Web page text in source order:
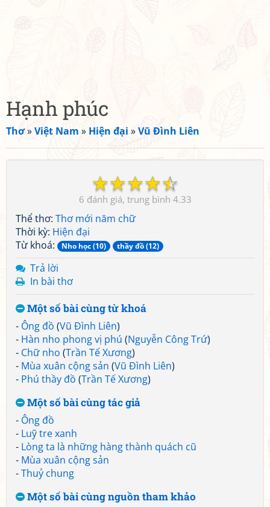
Hạnh phúc
Thơ»Việt Nam » Hiện đại »Vũ Đình Liên
☆
☆
☆
☆
☆
6 4.33
Thể thơ: Thơ mới năm chữ
Thời kỳ: Hiện đại
Từ khoá:
Nho học (10) thầy đồ (12)
Trả lời
In bài thơ
Một số bài cùng từ khoá
- Ông đồ (Vũ Đình Liên)
- Hàn nho phong vị phú (Nguyễn Công Trứ)
- Chữ nho (Trần Tế Xương)
- Mùa xuân cộng sản (Vũ Đình Liên)
- Phú thầy đồ (Trần Tế Xương)
Một số bài cùng tác giả
- Ông đồ
- Luỹ tre xanh
- Lòng ta là những hàng thành quách cũ
- Mùa xuân cộng sản
-Thuỷ chung
Một số bài cùng nguồn tham khảo